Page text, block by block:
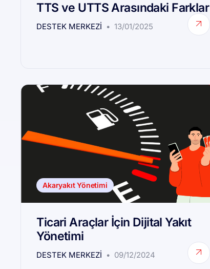
TTS ve UTTS Arasındaki Farklar
DESTEK MERKEZI 13/01/2025
Akaryakıt Yönetimi
Ticari Araçlar İçin Dijital Yakıt
Yönetimi
DESTEK MERKEZI 09/12/2024